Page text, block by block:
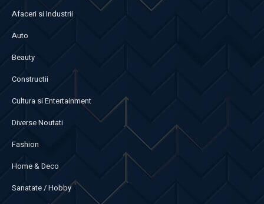
Afaceri si Industrii
Auto
Beauty
Constructii
Cultura si Entertainment
Diverse Noutati
Fashion
Home & Deco
Sanatate / Hobby